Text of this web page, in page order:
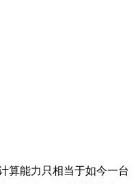
算能力只相当于如今一台